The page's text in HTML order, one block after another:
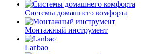
Системы домашнего комфорта
Монтажный инструмент
Lanbao